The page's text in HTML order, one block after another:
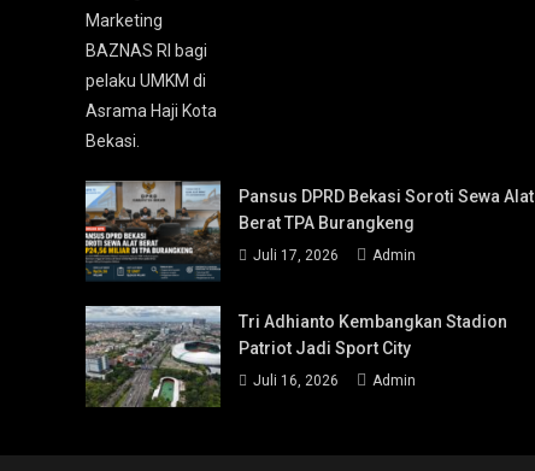
Pansus DPRD Bekasi Soroti Sewa Alat
Berat TPA Burangkeng
Juli 17, 2026 Admin
Tri Adhianto Kembangkan Stadion
Patriot Jadi Sport City
Juli 16, 2026 Admin